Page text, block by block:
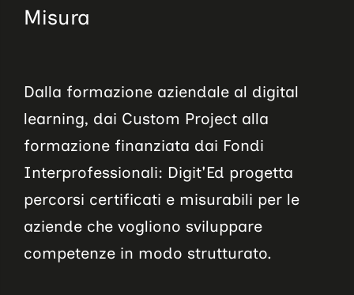
Misura
Dalla formazione aziendale al digital
learning, dai Custom Project alla
formazione finanziata dai Fondi
Interprofessionali: Digit'Ed progetta
percorsi certificati e misurabili per le
aziende che vogliono sviluppare
competenze in modo strutturato.